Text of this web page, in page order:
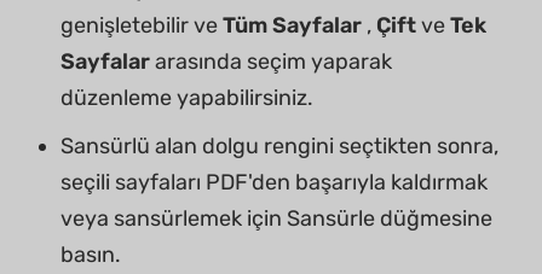
genişletebilir veTüm Sayfalar , ÇiftveTek
Sayfalararasında seçim yaparak
düzenleme yapabilirsiniz.
Sansürlü alan dolgu rengini seçtikten sonra,
seçili sayfaları PDF'den başarıyla kaldırmak
veya sansürlemek için Sansürle düğmesine
basın.